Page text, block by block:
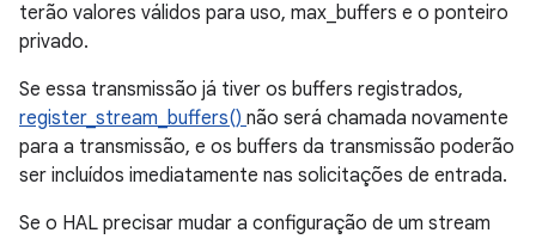
terão valores válidos para uso, max_buffers e o ponteiro
privado.
Se essa transmissão já tiver os buffers registrados,
register_stream_buffers() não será chamada novamente
para a transmissão, e os buffers da transmissão poderão
ser incluídos imediatamente nas solicitações de entrada.
Se o HAL precisar mudar a configuração de um stream